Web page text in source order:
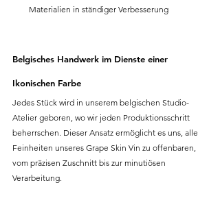
Materialien in ständiger Verbesserung
Belgisches Handwerk im Dienste einer
Ikonischen Farbe
Jedes Stück wird in unserem belgischen Studio-
Atelier geboren, wo wir jeden Produktionsschritt
beherrschen. Dieser Ansatz ermöglicht es uns, alle
Feinheiten unseres Grape Skin Vin zu offenbaren,
vom präzisen Zuschnitt bis zur minutiösen
Verarbeitung.